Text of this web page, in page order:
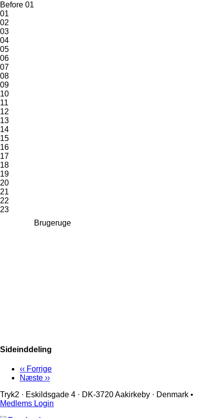
Before 01
01
02
03
04
05
06
07
08
09
10
11
12
13
14
15
16
17
18
19
20
21
22
23
Brugeruge
Sideinddeling
‹‹ Forrige
Næste ››
Tryk2 · Eskildsgade 4 ­· DK-3720 Aakirkeby · Denmark •
Medlems Login